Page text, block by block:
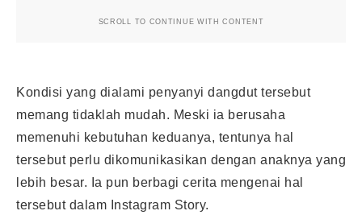
SCROLL TO CONTINUE WITH CONTENT
Kondisi yang dialami penyanyi dangdut tersebut
memang tidaklah mudah. Meski ia berusaha
memenuhi kebutuhan keduanya, tentunya hal
tersebut perlu dikomunikasikan dengan anaknya yang
lebih besar. Ia pun berbagi cerita mengenai hal
tersebut dalam Instagram Story.